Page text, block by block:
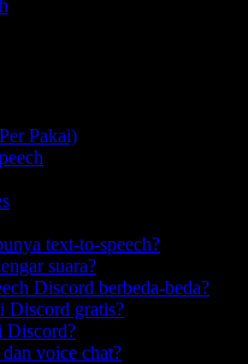
Pakai)
text-to-speech?
suara?
Discord berbeda-beda?
Discord gratis?
Discord?
voice chat?